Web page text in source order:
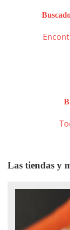
Las tiendas y